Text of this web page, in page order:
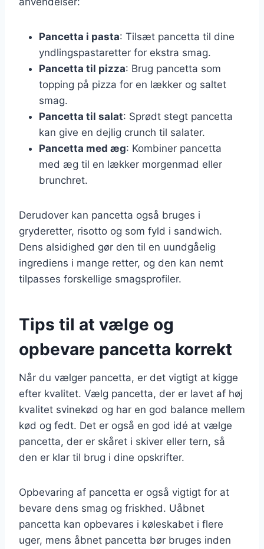
Pancetta i pasta: Tilsæt pancetta til dine
yndlingspastaretter for ekstra smag.
Pancetta til pizza: Brug pancetta som
topping på pizza for en lækker og saltet
smag.
Pancetta til salat: Sprødt stegt pancetta
kan give en dejlig crunch til salater.
Pancetta med æg: Kombiner pancetta
med æg til en lækker morgenmad eller
brunchret.
Derudover kan pancetta også bruges i
gryderetter, risotto og som fyld i sandwich.
Dens alsidighed gør den til en uundgåelig
ingrediens i mange retter, og den kan nemt
tilpasses forskellige smagsprofiler.
Tips til at vælge og
opbevare pancetta korrekt
Når du vælger pancetta, er det vigtigt at kigge
efter kvalitet. Vælg pancetta, der er lavet af høj
kvalitet svinekød og har en god balance mellem
kød og fedt. Det er også en god idé at vælge
pancetta, der er skåret i skiver eller tern, så
den er klar til brug i dine opskrifter.
Opbevaring af pancetta er også vigtigt for at
bevare dens smag og friskhed. Uåbnet
pancetta kan opbevares i køleskabet i flere
uger, mens åbnet pancetta bør bruges inden